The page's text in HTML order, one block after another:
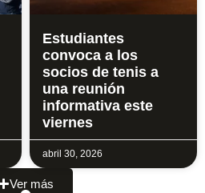
Estudiantes
convoca a los
socios de tenis a
una reunión
informativa este
viernes
abril 30, 2026
Ver más